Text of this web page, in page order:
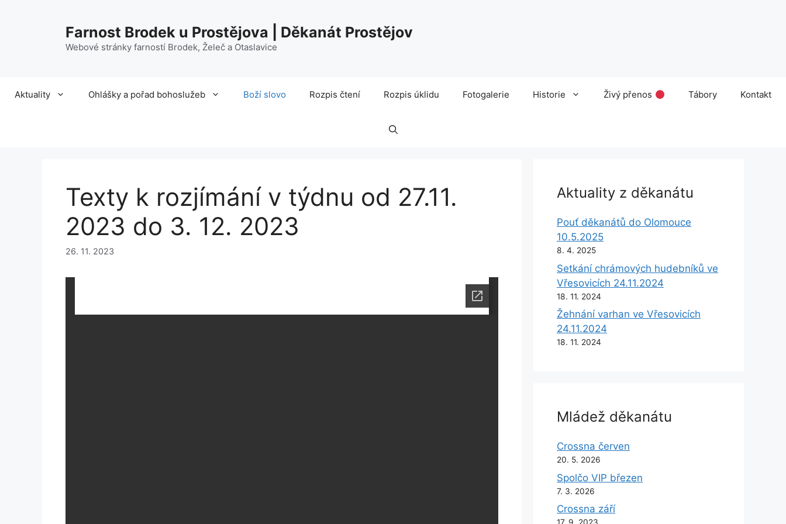
Farnost Brodek u Prostějova | Děkanát Prostějov
Webové stránky farností Brodek, Želeč a Otaslavice
Aktuality Ohlášky a pořad bohoslužeb Boží slovo Rozpis čtení Rozpis úklidu Fotogalerie Historie Živý přenos Tábory Kontakt
Texty k rozjímání v týdnu od 27.11.
2023 do 3. 12. 2023
26. 11. 2023
Aktuality z děkanátu
Pouť děkanátů do Olomouce
10.5.2025
8. 4. 2025
Setkání chrámových hudebníků ve
Vřesovicích 24.11.2024
18. 11. 2024
Žehnání varhan ve Vřesovicích
24.11.2024
18. 11. 2024
Mládež děkanátu
Crossna červen
20. 5. 2026
Spolčo VIP březen
7. 3. 2026
Crossna září